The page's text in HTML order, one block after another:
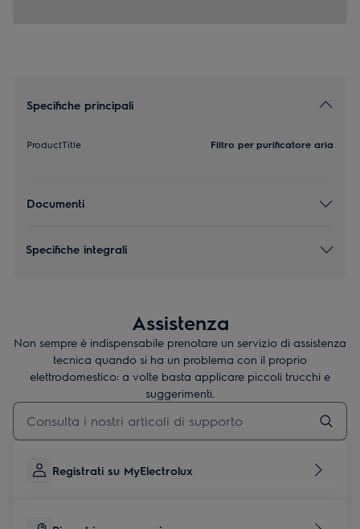
Specifiche principali
ProductTitle Filtro per purificatore aria
Documenti
Specifiche integrali
Assistenza
Non sempre è indispensabile prenotare un servizio di assistenza
tecnica quando si ha un problema con il proprio
elettrodomestico: a volte basta applicare piccoli trucchi e
suggerimenti.
Digita per cercare articoli di supporto
Registrati su MyElectrolux